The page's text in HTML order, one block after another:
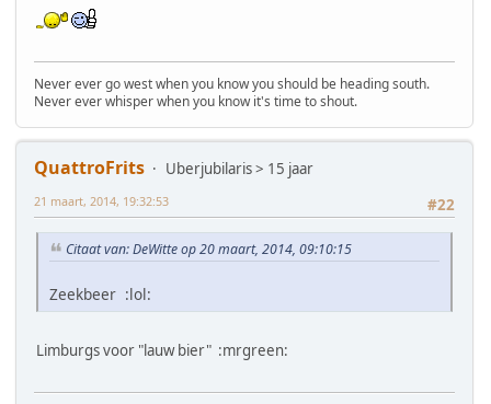
Never ever go west when you know you should be heading south.
Never ever whisper when you know it's time to shout.
QuattroFrits
Uberjubilaris > 15 jaar
#22
21 maart, 2014, 19:32:53
Citaat van: DeWitte op 20 maart, 2014, 09:10:15
Zeekbeer :lol:
Limburgs voor "lauw bier" :mrgreen: